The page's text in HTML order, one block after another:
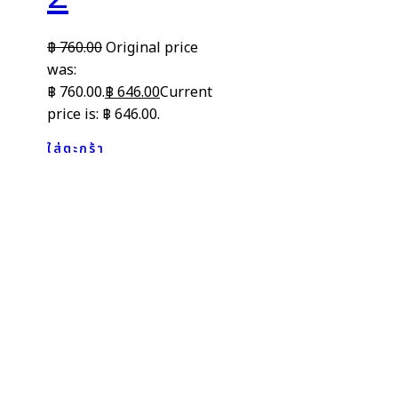
฿760.00Original price
was:
฿ 760.00.฿ 646.00Current
price is: ฿ 646.00.
ใส่ตะกร้า